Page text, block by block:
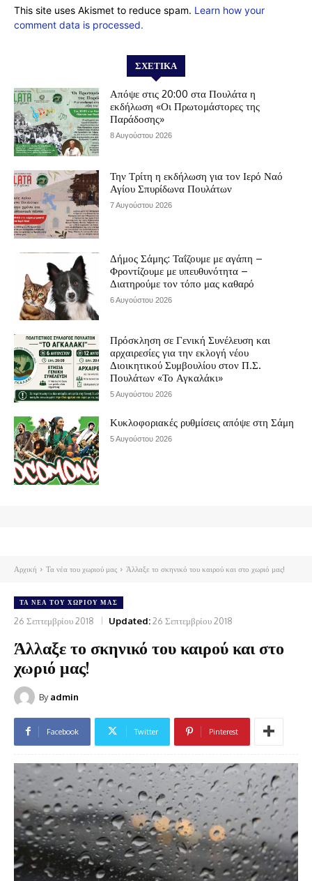
This site uses Akismet to reduce spam. Learn how your
comment data is processed.
ΣΧΕΤΙΚΆ
Απόψε στις 20:00 στα Πουλάτα η
εκδήλωση «Οι Πρωτομάστορες της
Παράδοσης»
8 Αυγούστου 2026
Την Τρίτη η εκδήλωση για τον Ιερό Ναό
Αγίου Σπυρίδωνα Πουλάτων
7 Αυγούστου 2026
Δήμος Σάμης: Ταΐζουμε με αγάπη –
Φροντίζουμε με υπευθυνότητα –
Διατηρούμε τον τόπο μας καθαρό
6 Αυγούστου 2026
Πρόσκληση σε Γενική Συνέλευση και
αρχαιρεσίες για την εκλογή νέου
Διοικητικού Συμβουλίου στον Π.Σ.
Πουλάτων «Το Αγκαλάκι»
5 Αυγούστου 2026
Κυκλοφοριακές ρυθμίσεις απόψε στη Σάμη
5 Αυγούστου 2026